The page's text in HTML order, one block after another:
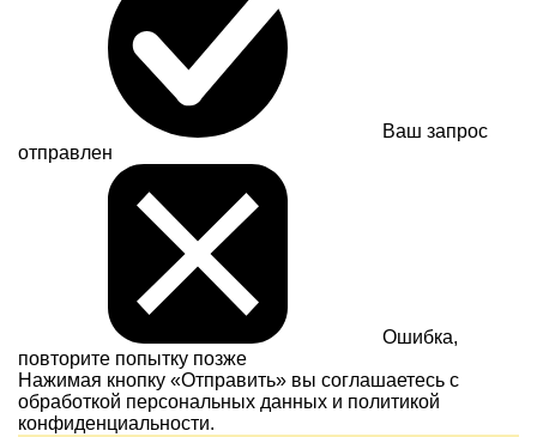
Ваш запрос
отправлен
Ошибка,
повторите попытку позже
Нажимая кнопку «Отправить» вы соглашаетесь с
обработкой персональных данных и политикой
конфиденциальности.